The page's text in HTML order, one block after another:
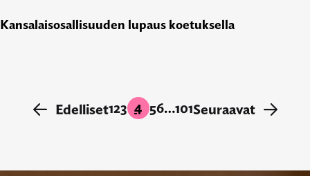
Kansalaisosallisuuden lupaus koetuksella
← Edelliset123 4 56…101Seuraavat →